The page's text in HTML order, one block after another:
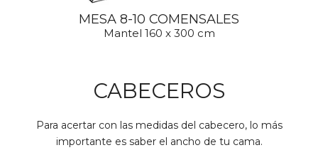
MESA 8-10 COMENSALES
Mantel 160 x 300 cm
CABECEROS
Para acertar con las medidas del cabecero, lo más
importante es saber el ancho de tu cama.